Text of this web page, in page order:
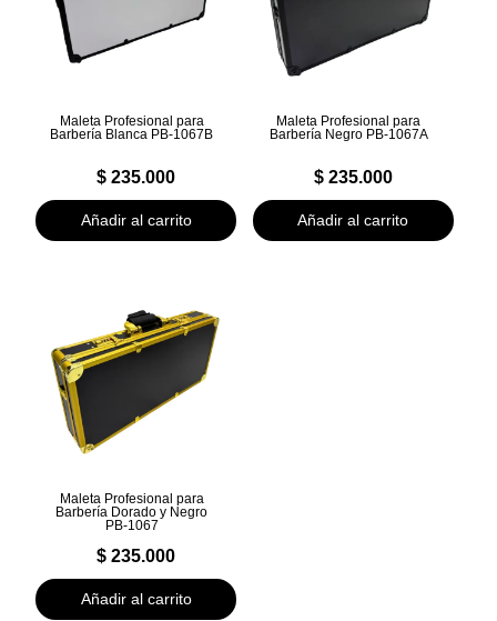
Maleta Profesional para
Barbería Blanca PB-1067B
$ 235.000
Añadir al carrito
Maleta Profesional para
Barbería Negro PB-1067A
$235.000
Añadir al carrito
Maleta Profesional para
Barbería Dorado y Negro
PB-1067
$ 235.000
Añadir al carrito